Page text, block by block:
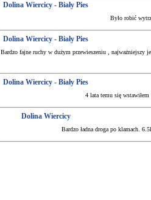
Dolina Wiercicy - Biały Pies
Było robić
Dolina Wiercicy - Biały Pies
Bardzo fajne ruchy w dużym przewieszeniu , najważniejszy
Dolina Wiercicy - Biały Pies
4 lata temu się
Dolina Wiercicy
Bardzo ładna droga po klamach.